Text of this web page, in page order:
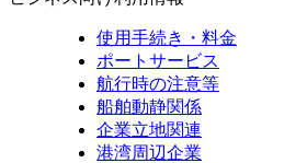
使用手続き・料金
ポートサービス
航行時の注意等
船舶動静関係
企業立地関連
港湾周辺企業